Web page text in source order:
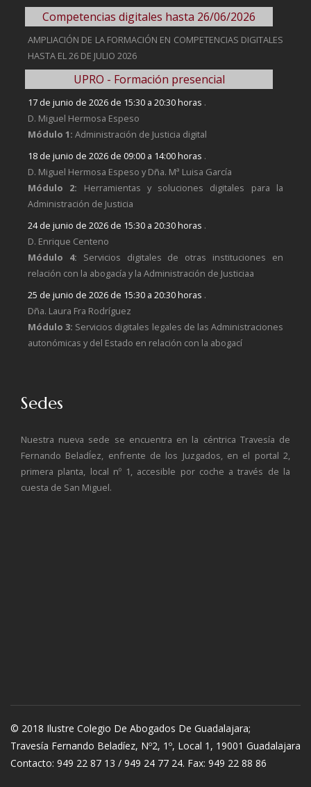
Competencias digitales hasta 26/06/2026
AMPLIACIÓN DE LA FORMACIÓN EN COMPETENCIAS DIGITALES
HASTA EL 26 DE JULIO 2026
UPRO - Formación presencial
17 de junio de 2026 de 15:30 a 20:30 horas .
D. Miguel Hermosa Espeso
Módulo 1: Administración de Justicia digital
18 de junio de 2026 de 09:00 a 14:00 horas .
D. Miguel Hermosa Espeso y Dña. Mª Luisa García
Módulo 2: Herramientas y soluciones digitales para la
Administración de Justicia
24 de junio de 2026 de 15:30 a 20:30 horas .
D. Enrique Centeno
Módulo 4: Servicios digitales de otras instituciones en
relación con la abogacía y la Administración de Justiciaa
25 de junio de 2026 de 15:30 a 20:30 horas .
Dña. Laura Fra Rodríguez
Módulo 3: Servicios digitales legales de las Administraciones
autonómicas y del Estado en relación con la abogací
Sedes
Nuestra nueva sede se encuentra en la céntrica Travesía de
Fernando BeladÍez, enfrente de los Juzgados, en el portal 2,
primera planta, local nº 1, accesible por coche a través de la
cuesta de San Miguel.
© 2018 Ilustre Colegio De Abogados De Guadalajara;
Travesía Fernando Beladíez, Nº2, 1º, Local 1, 19001 Guadalajara
Contacto: 949 22 87 13 / 949 24 77 24. Fax: 949 22 88 86